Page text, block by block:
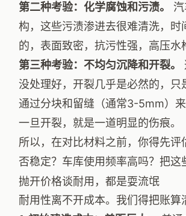
第二种考验：化学腐蚀和污渍。
构，这些污渍渗进去很难清洗，
的，表面致密，抗污性强，高压水
第三种考验：不均匀沉降和开裂。
没处理好，开裂几乎是必然的，
通过分块和留缝（通常3-5mm）
一旦开裂，就是一道明显的伤痕。
所以，在对比材料之前，你得先
否稳定？车库使用频率高吗？把这
抛开价格谈耐用，都是耍流氓
耐用性离不开成本。我们得把账算